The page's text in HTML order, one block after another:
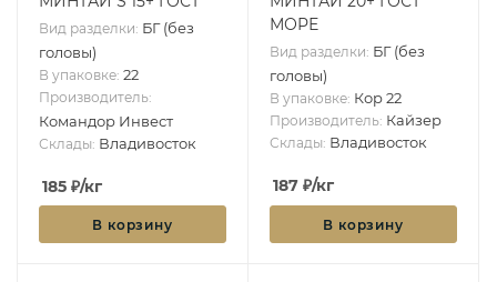
Вид разделки: БГ (без
головы)
В упаковке: 22
Производитель:
Командор Инвест
Склады: Владивосток
185 ₽/кг
В корзину
МОРЕ
Вид разделки: БГ (без
головы)
В упаковке: Кор 22
Производитель: Кайзер
Склады: Владивосток
187 ₽/кг
В корзину